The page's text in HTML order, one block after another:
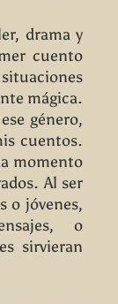
drama y
cuento
mágica.
género,
cuentos.
momento
Al ser
o jóvenes,
o
sirvieran